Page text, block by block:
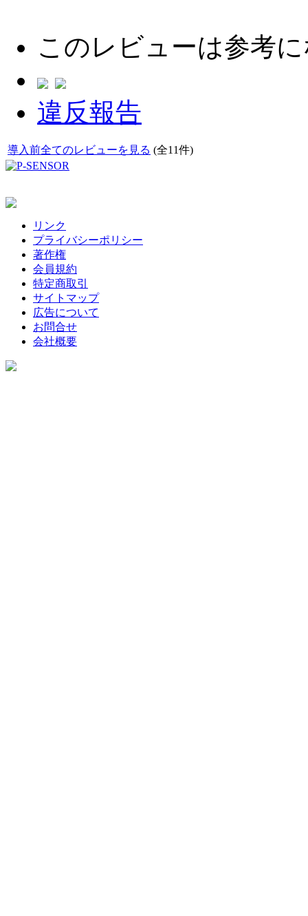
このレビューは参考
違反報告
導入前全てのレビューを見る (全11件)
リンク
プライバシーポリシー
著作権
会員規約
特定商取引
サイトマップ
広告について
お問合せ
会社概要